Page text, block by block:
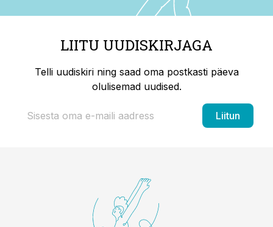
LIITU UUDISKIRJAGA
Telli uudiskiri ning saad oma postkasti päeva
olulisemad uudised.
Liitun